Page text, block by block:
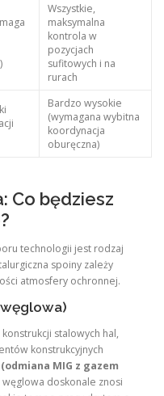
Wszystkie,
maksymalna
kontrola w
pozycjach
sufitowych i na
rurach
Bardzo wysokie
(wymagana wybitna
koordynacja
oburęczna)
Co będziesz
technologii jest rodzaj
spoiny zależy
atmosfery ochronnej.
stalowych hal,
konstrukcyjnych
(odmiana MIG z gazem
doskonale znosi